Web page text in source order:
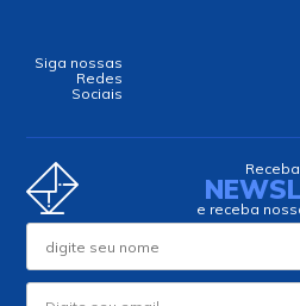
AJUDA